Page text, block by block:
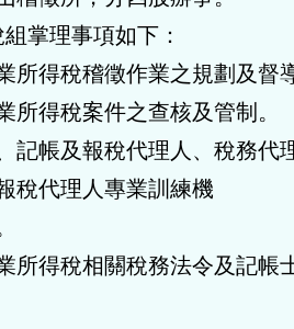
理事項如下：
稅稽徵作業之規劃及督
稅案件之查核及管制。
及報稅代理人、稅務代
稅代理人專業訓練機
稅相關稅務法令及記帳